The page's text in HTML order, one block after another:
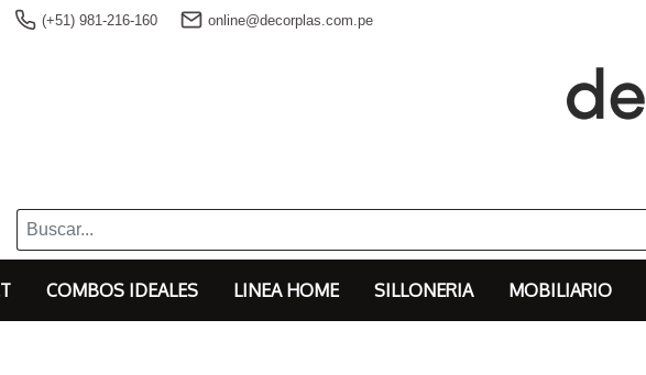
(+51) 981-216-160 online@decorplas.com.pe
COMBOS IDEALES LINEA HOME SILLONERIA MOBILIARIO